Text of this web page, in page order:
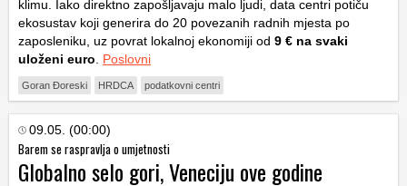
klimu. Iako direktno zapošljavaju malo ljudi, data centri potiču
ekosustav koji generira do 20 povezanih radnih mjesta po
zaposleniku, uz povrat lokalnoj ekonomiji od 9 € na svaki
uloženi euro
Poslovni
Goran Đoreski HRDCA podatkovni centri
09.05. (00:00)
Barem se raspravlja o umjetnosti
Globalno selo gori, Veneciju ove godine